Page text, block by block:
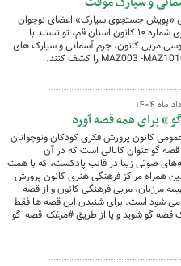
«پویش جستجوی سیارک» اعضای نوجوان
مرکز فرهنگی هنری شماره ۱۰ کانون استان قم، توانستند با
مربی کانون، جرم آسمانی و سیارک های
۱۴۰۴
» برای همه قصه آورد
کانون پرورش فکری کودکان ونوجوانان
گو عنوان کانالی است که در آن
صوتی زیبا در قالب پادکست، که با همت
همراه مراکز فرهنگی هنری کانون پرورش
مرزبان، مربی فرهنگی کانون و از قصه
می شود است. برای شنیدن این قصه ‌ها فقط
قصه گو شوید و یا از طریق #مرغک_قصه_گو